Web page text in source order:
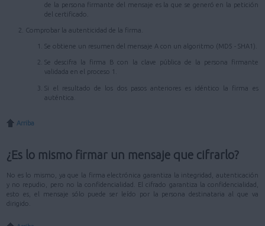
de la persona firmante del mensaje es la que se generó en la petición
del certificado.
Comprobar la autenticidad de la firma.
Se obtiene un resumen del mensaje A con un algoritmo (MD5 - SHA1).
Se descifra la firma B con la clave pública de la persona firmante
validada en el proceso 1.
Si el resultado de los dos pasos anteriores es idéntico la firma es
auténtica.
Arriba
¿Es lo mismo firmar un mensaje que cifrarlo?
No es lo mismo, ya que la firma electrónica garantiza la integridad, autenticación
y no repudio, pero no la confidencialidad. El cifrado garantiza la confidencialidad,
esto es, el mensaje sólo puede ser leído por la persona destinataria al que va
dirigido.